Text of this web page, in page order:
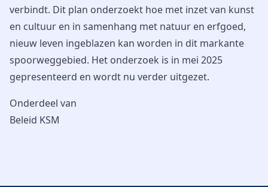
verbindt. Dit plan onderzoekt hoe met inzet van kunst
en cultuur en in samenhang met natuur en erfgoed,
nieuw leven ingeblazen kan worden in dit markante
spoorweggebied. Het onderzoek is in mei 2025
gepresenteerd en wordt nu verder uitgezet.
Onderdeel van
Beleid KSM